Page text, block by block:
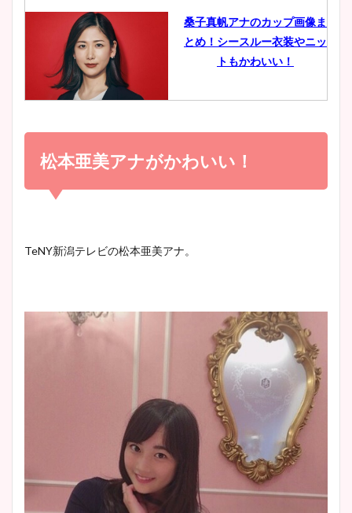
豊島実季アナのカップ画像ま
とめ！美脚や水着姿に年齢も
宇賀神メグアナのニット画像
まとめた！
桑子真帆アナのカップ画像ま
とめ！シースルー衣装やニッ
トもかわいい！
小室瑛莉子のカップ画像まと
め！足が美脚でニット衣装も
かわいい！
大家彩香アナのかわいいカッ
プ画像まとめ！同期や実家に
wikiプロフも！
安藤萌々アナのカップ画像や
ニット衣装まとめ！美足の筋
松本亜美アナがかわいい！
TeNY新潟テレビの松本亜美アナ。